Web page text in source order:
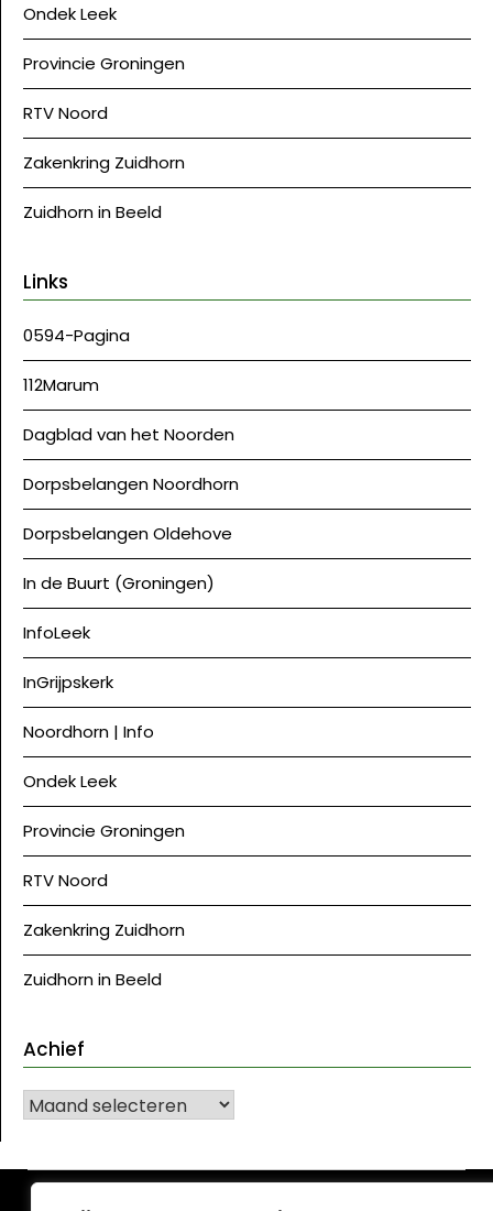
Ondek Leek
Provincie Groningen
RTV Noord
Zakenkring Zuidhorn
Zuidhorn in Beeld
Links
0594-Pagina
112Marum
Dagblad van het Noorden
Dorpsbelangen Noordhorn
Dorpsbelangen Oldehove
In de Buurt (Groningen)
InfoLeek
InGrijpskerk
Noordhorn | Info
Ondek Leek
Provincie Groningen
RTV Noord
Zakenkring Zuidhorn
Zuidhorn in Beeld
Achief
Achief